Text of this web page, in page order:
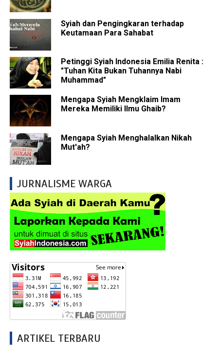
Syiah dan Pengingkaran terhadap
Keutamaan Para Sahabat
Petinggi Syiah Indonesia Emilia Renita :
"Tuhan Kita Bukan Tuhannya Nabi
Muhammad"
Mengapa Syiah Mengklaim Imam
Mereka Memiliki Ilmu Ghaib?
Mengapa Syiah Menghalalkan Nikah
Mut'ah?
JURNALISME WARGA
ARTIKEL TERBARU